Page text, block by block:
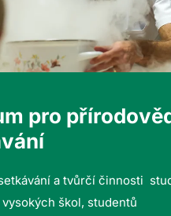
pro
a tvůrčí činnosti
škol, studentů